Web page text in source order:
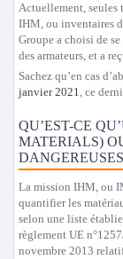
Actuellement, seules
IHM, ou inventaires
Groupe a choisi de
des armateurs, et a
Sachez qu’en cas
janvier 2021, ce
QU’EST-CE
MATERIALS)
La mission IHM, ou
quantifier les
selon une liste
règlement UE
novembre 2013